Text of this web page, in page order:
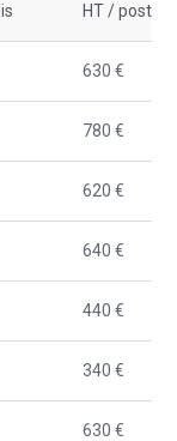
HT / poste /
630 €
780 €
620 €
640 €
440 €
340 €
630 €